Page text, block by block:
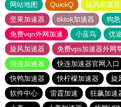
网站地图 QuickQ 旋风加速
坚果加速器
tiktok加速器
狗
免费vqn外网加速
小蓝鸟 优
旋风加速器
免费vps加速器外网
快连加速器
快连加速器官网入口
快鸭加速器
快柠檬加速器 旋
软件中心
雷霆加速 狂飙加速